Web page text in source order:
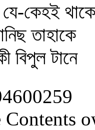
কেহই থাকে
তাহাকে
বিপুল টানে